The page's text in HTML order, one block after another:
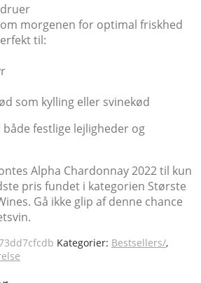
morgenen for optimal friskhed
til:
som kylling eller svinekød
festlige lejligheder og
Alpha Chardonnay 2022 til kun
pris fundet i kategorien Største
Gå ikke glip af denne chance
Kategorier: Bestsellers/,